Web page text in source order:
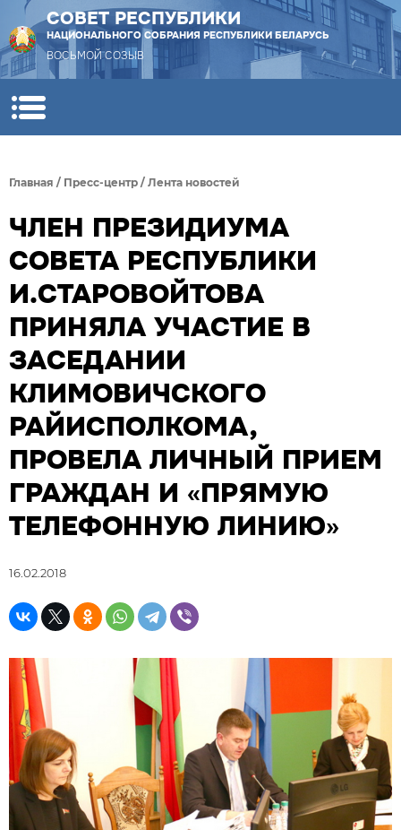
СОВЕТ РЕСПУБЛИКИ
НАЦИОНАЛЬНОГО СОБРАНИЯ РЕСПУБЛИКИ БЕЛАРУСЬ
ВОСЬМОЙ СОЗЫВ
Главная / Пресс-центр / Лента новостей
ЧЛЕН ПРЕЗИДИУМА
СОВЕТА РЕСПУБЛИКИ
И.СТАРОВОЙТОВА
ПРИНЯЛА УЧАСТИЕ В
ЗАСЕДАНИИ
КЛИМОВИЧСКОГО
РАЙИСПОЛКОМА,
ПРОВЕЛА ЛИЧНЫЙ ПРИЕМ
ГРАЖДАН И «ПРЯМУЮ
ТЕЛЕФОННУЮ ЛИНИЮ»
16.02.2018